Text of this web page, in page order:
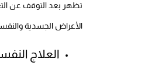
تظهر بعد التوقف عن
الأعراض الجسدية
العلاج